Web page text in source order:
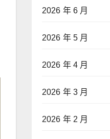
2026 年 6 月
2026 年 5 月
2026 年 4 月
2026 年 3 月
2026 年 2 月